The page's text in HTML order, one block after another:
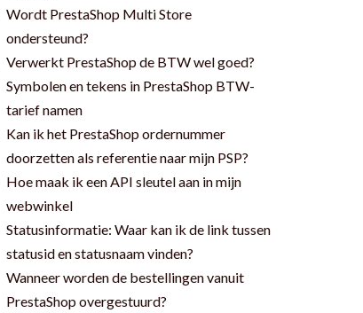
Wordt PrestaShop Multi Store
ondersteund?
Verwerkt PrestaShop de BTW wel goed?
Symbolen en tekens in PrestaShop BTW-
tarief namen
Kan ik het PrestaShop ordernummer
doorzetten als referentie naar mijn PSP?
Hoe maak ik een API sleutel aan in mijn
webwinkel
Statusinformatie: Waar kan ik de link tussen
statusid en statusnaam vinden?
Wanneer worden de bestellingen vanuit
PrestaShop overgestuurd?